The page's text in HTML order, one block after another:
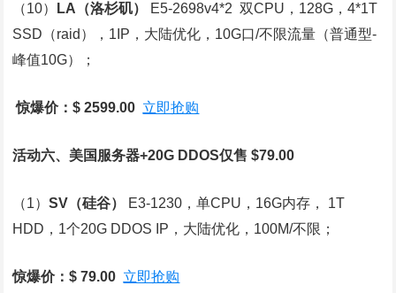
（10） LA （洛杉矶）
E5-2698v4*2 双CPU，128G，4*1T
SSD（raid），1IP，大陆优化，10G口/不限流量（普通型-
峰值10G）；
惊爆价：$ 2599.00 立即抢购
活动六、美国服务器+20G DDOS仅售 $79.00
（1）SV （硅谷）
E3-1230，单CPU，16G内存， 1T
HDD，1个20G DDOS IP，大陆优化，100M/不限；
惊爆价：$ 79.00 立即抢购